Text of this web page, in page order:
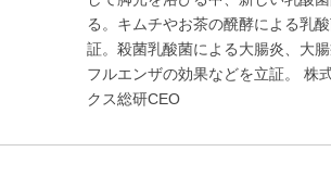
る。キムチやお茶の醗酵による乳
証。殺菌乳酸菌による大腸炎、大
フルエンザの効果などを立証。 株
クス総研CEO